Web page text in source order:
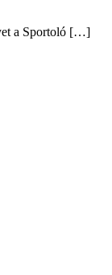
a Sportoló […]